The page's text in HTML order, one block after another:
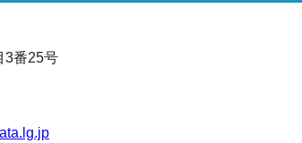
3番25号